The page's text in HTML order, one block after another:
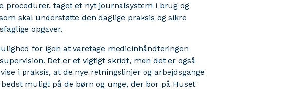
procedurer, taget et nyt journalsystem i brug og
skal understøtte den daglige praksis og sikre
opgaver.
for igen at varetage medicinhåndteringen
Det er et vigtigt skridt, men det er også
i praksis, at de nye retningslinjer og arbejdsgange
muligt på de børn og unge, der bor på Huset